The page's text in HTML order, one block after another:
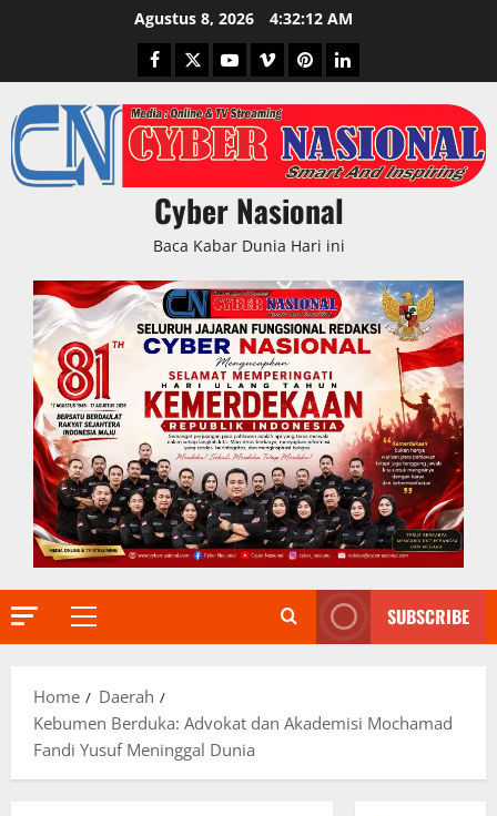
Agustus 8, 2026 4:32:13 AM
Facebook
TwitterYoutubeVimeoPinterestLinkedIn
Cyber Nasional
Baca Kabar Dunia Hari ini
Primary
SUBSCRIBE
Home
Daerah
Kebumen Berduka: Advokat dan Akademisi Mochamad
Fandi Yusuf Meninggal Dunia